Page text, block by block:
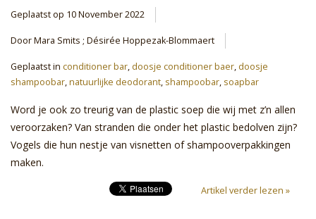
Sale
Skin Collection
Soap
Verpakking
Reviews
Geplaatst op 10 November 2022
Door Mara Smits ; Désirée Hoppezak-Blommaert
Geplaatst in conditioner bar, doosje conditioner baer, doosje
shampoobar,natuurlijke deodorant, shampoobar, soapbar
Word je ook zo treurig van de plastic soep die wij met z’n allen
veroorzaken? Van stranden die onder het plastic bedolven zijn?
Vogels die hun nestje van visnetten of shampooverpakkingen
maken.
Artikel verder lezen »